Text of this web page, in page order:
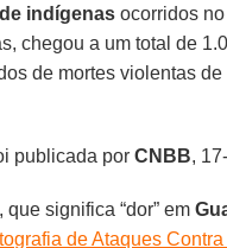
indígenas ocorridos no
chegou a um total de
de mortes violentas de
publicada porCNBB,
, que significa “dor” em
de Ataques